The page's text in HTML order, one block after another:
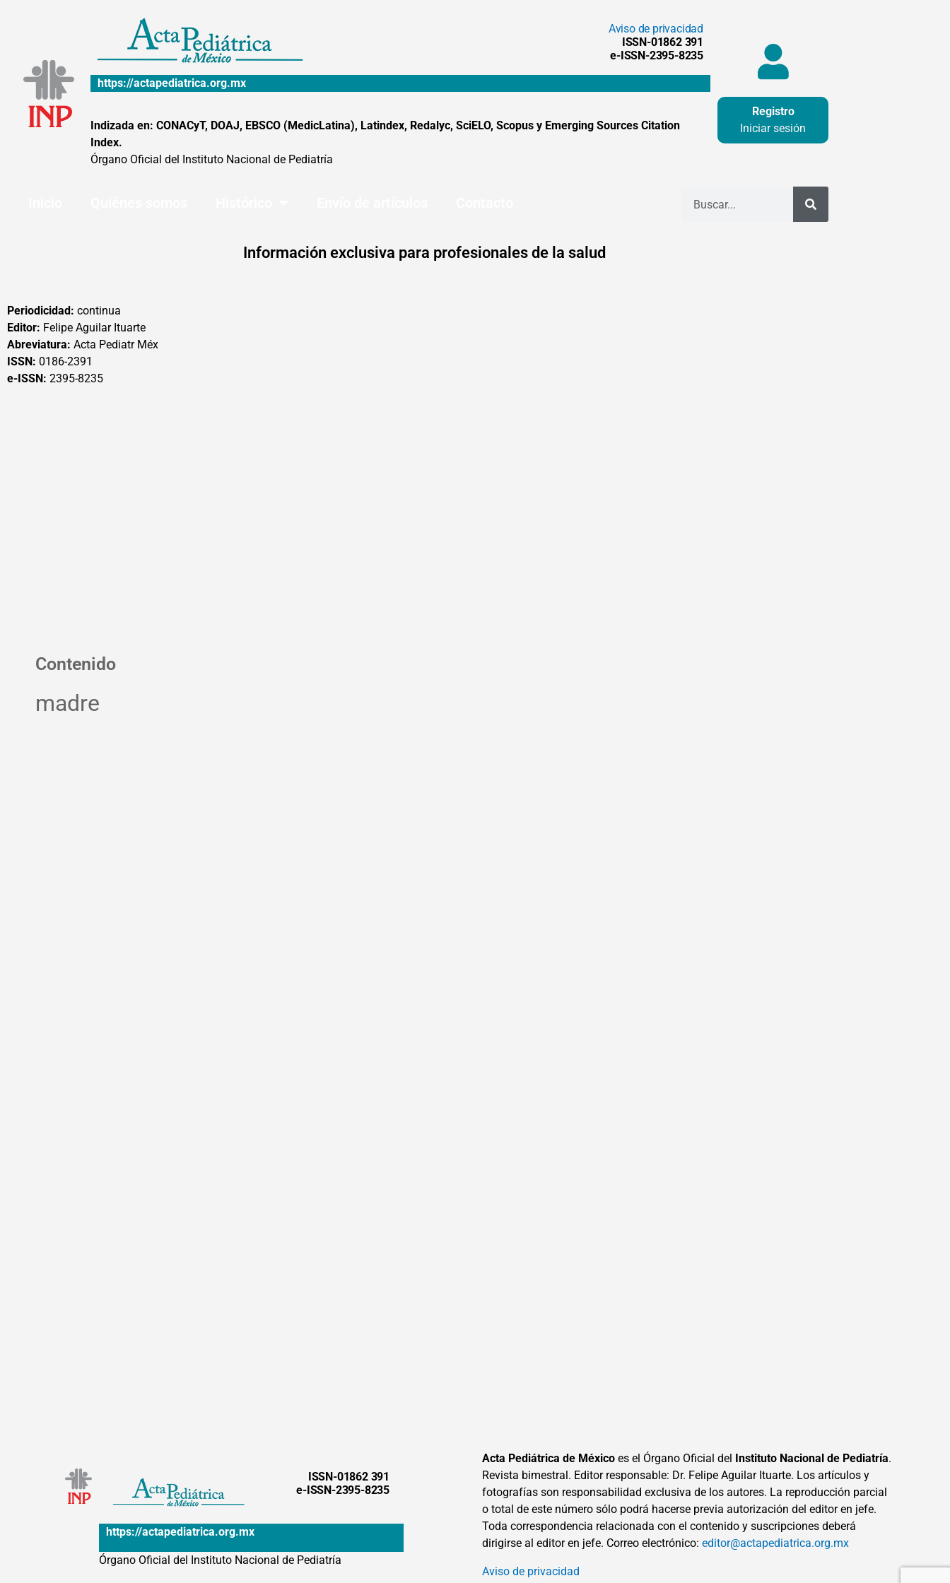
Aviso de privacidad
ISSN-01862 391
e-ISSN-2395-8235
https://actapediatrica.org.mx
Indizada en: CONACyT, DOAJ, EBSCO (MedicLatina), Latindex, Redalyc, SciELO, Scopus y Emerging Sources Citation
Index.
Órgano Oficial del Instituto Nacional de Pediatría
Registro
Iniciar sesión
Información exclusiva para profesionales de la salud
Periodicidad: continua
Editor: Felipe Aguilar Ituarte
Abreviatura: Acta Pediatr Méx
ISSN: 0186-2391
e-ISSN: 2395-8235
Contenido
madre
ISSN-01862 391
e-ISSN-2395-8235
https://actapediatrica.org.mx
Órgano Oficial del Instituto Nacional de Pediatría
Acta Pediátrica de México es el Órgano Oficial del Instituto Nacional de Pediatría.
Revista bimestral. Editor responsable: Dr. Felipe Aguilar Ituarte. Los artículos y
fotografías son responsabilidad exclusiva de los autores. La reproducción parcial
o total de este número sólo podrá hacerse previa autorización del editor en jefe.
Toda correspondencia relacionada con el contenido y suscripciones deberá
dirigirse al editor en jefe. Correo electrónico: editor@actapediatrica.org.mx
Aviso de privacidad